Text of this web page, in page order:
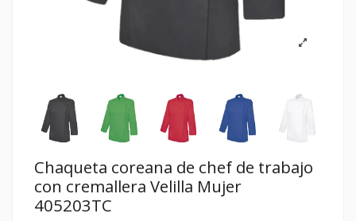
Chaqueta coreana de chef de trabajo
con cremallera Velilla Mujer
405203TC